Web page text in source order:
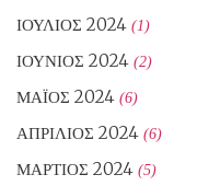
ΙΟΎΛΙΟΣ 2024 (1)
ΙΟΎΝΙΟΣ 2024 (2)
ΜΆΙΟΣ 2024 (6)
ΑΠΡΊΛΙΟΣ 2024 (6)
ΜΆΡΤΙΟΣ 2024 (5)